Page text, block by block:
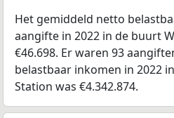
Het gemiddeld netto
aangifte in 2022 in de buurt
€46.698. Er waren 93
belastbaar inkomen in 2022
Station was €4.342.874.